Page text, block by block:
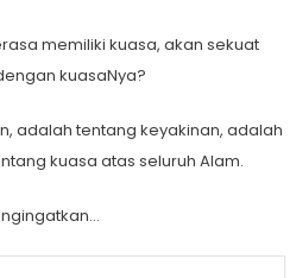
memiliki kuasa, akan sekuat
kuasaNya?
adalah tentang keyakinan, adalah
kuasa atas seluruh Alam.